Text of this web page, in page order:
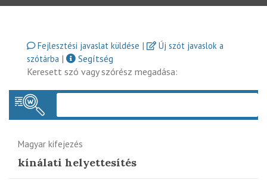
Fejlesztési javaslat küldése |
Új szót javaslok a
szótárba |
Segítség
Keresett szó vagy szórész megadása:
Magyar kifejezés
kínálati helyettesítés